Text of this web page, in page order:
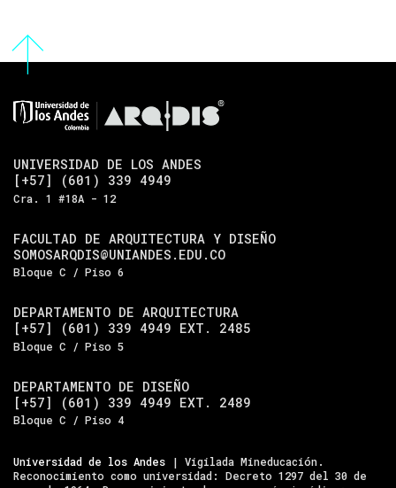
UNIVERSIDAD DE LOS ANDES
[+57] (601) 339 4949
Cra. 1 #18A - 12
FACULTAD DE ARQUITECTURA Y DISEÑO
SOMOSARQDIS@UNIANDES.EDU.CO
Bloque C / Piso 6
DEPARTAMENTO DE ARQUITECTURA
[+57] (601) 339 4949 EXT. 2485
Bloque C / Piso 5
DEPARTAMENTO DE DISEÑO
[+57] (601) 339 4949 EXT. 2489
Bloque C / Piso 4
Universidad de los Andes | Vigilada Mineducación.
Reconocimiento como universidad: Decreto 1297 del 30 de